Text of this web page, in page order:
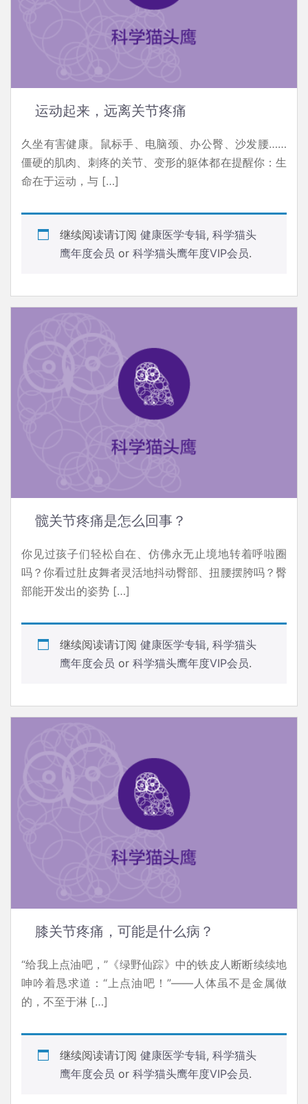
运动起来，远离关节疼痛
久坐有害健康。鼠标手、电脑颈、办公臀、沙发腰……
僵硬的肌肉、刺疼的关节、变形的躯体都在提醒你：生
命在于运动，与 […]
继续阅读请订阅 健康医学专辑, 科学猫头
鹰年度会员 or 科学猫头鹰年度VIP会员.
髋关节疼痛是怎么回事？
你见过孩子们轻松自在、仿佛永无止境地转着呼啦圈
吗？你看过肚皮舞者灵活地抖动臀部、扭腰摆胯吗？臀
部能开发出的姿势 […]
继续阅读请订阅 健康医学专辑, 科学猫头
鹰年度会员 or 科学猫头鹰年度VIP会员.
膝关节疼痛，可能是什么病？
“给我上点油吧，”《绿野仙踪》中的铁皮人断断续续地
呻吟着恳求道：“上点油吧！”——人体虽不是金属做
的，不至于淋 […]
继续阅读请订阅 健康医学专辑, 科学猫头
鹰年度会员 or 科学猫头鹰年度VIP会员.